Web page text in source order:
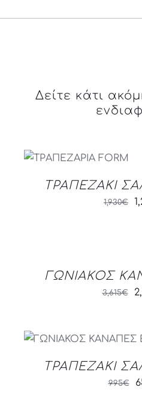
Δείτε κάτι
DETAILS
ΤΡΑΠΕΖΑΚΙ
1,930€
ΓΩΝΙΑΚΟΣ
3,615€
DETAILS
ΤΡΑΠΕΖΑΚΙ
995€